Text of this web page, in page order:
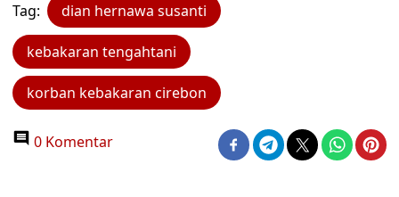
Tag: dian hernawa susanti
kebakaran tengahtani
korban kebakaran cirebon
0 Komentar